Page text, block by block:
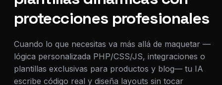
protecciones profesionales
Cuando lo que necesitas va más allá de maquetar —
lógica personalizada PHP/CSS/JS, integraciones o
plantillas exclusivas para productos y blog— tu IA
escribe código real y diseña layouts sin tocar